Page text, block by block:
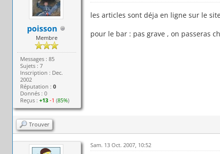
poisson
Membre
Messages : 85
Sujets : 7
Inscription : Dec.
2002
Réputation :0
Donnés : 0
Reçus :+13 -1 (85%)
les articles sont déja en ligne sur le
pour le bar : pas grave , on passeras
Trouver
Sam. 13 Oct. 2007, 10:52